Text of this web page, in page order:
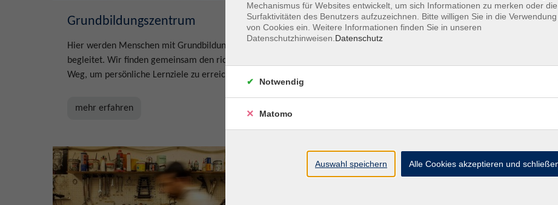
Grundbildungszentrum
Hier werden Menschen mit Grundbildungsbedarf
begleitet. Wir finden gemeinsam den richtigen
Weg, um persönliche Lernziele zu erreichen.
mehr erfahren
Deutsch4U / AMIF
Mechanismus für Websites entwickelt, um sich Informationen zu merken oder die
Surfaktivitäten des Benutzers aufzuzeichnen. Bitte willigen Sie in die Verwendung
von Cookies ein. Weitere Informationen finden Sie in unseren
Datenschutzhinweisen. Datenschutz
Notwendig
Matomo
Auswahl speichern Alle Cookies akzeptieren und